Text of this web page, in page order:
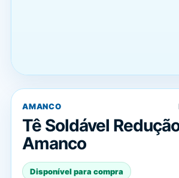
AMANCO
Tê Soldável
Amanco
Disponível para compra